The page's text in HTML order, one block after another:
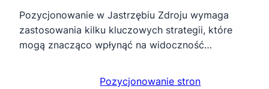
Pozycjonowanie w Jastrzębiu Zdroju wymaga
zastosowania kilku kluczowych strategii, które
mogą znacząco wpłynąć na widoczność…
Pozycjonowanie stron